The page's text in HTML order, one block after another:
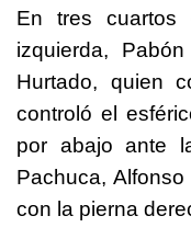
En tres
izquierda,
Hurtado, quien
controló el
por abajo ante
Pachuca,
con la pierna